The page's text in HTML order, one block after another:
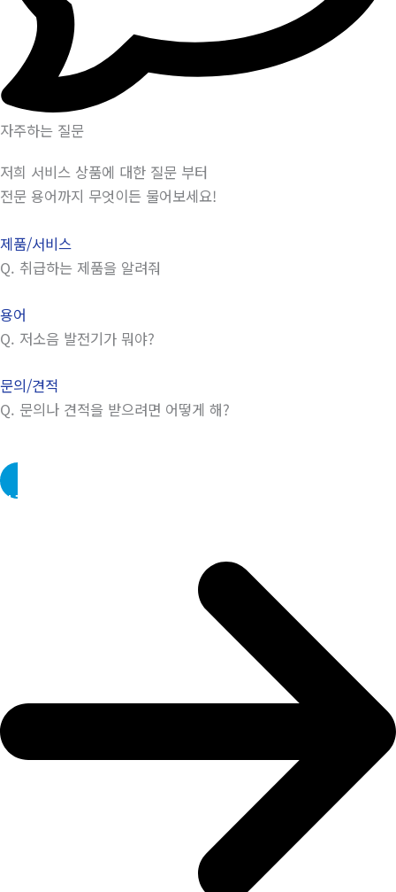
자주하는 질문
저희 서비스 상품에 대한 질문 부터
전문 용어까지 무엇이든 물어보세요!
제품/서비스
Q. 취급하는 제품을 알려줘
용어
Q. 저소음 발전기가 뭐야?
문의/견적
Q. 문의나 견적을 받으려면 어떻게 해?
AI 채팅 바로가기